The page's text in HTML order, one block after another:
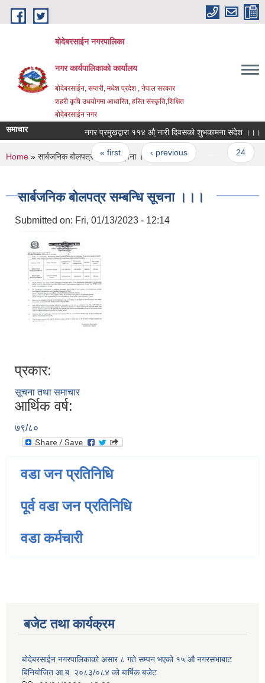
Skip to main content
बोदेबरसाईन नगरपालिका
नगर कार्यपालिकाको कार्यालय
बोदेबरसाईन, सप्तरी, मधेश प्रदेश , नेपाल सरकार
शहरी कृषि उधयोगमा आधारित, हरित संस्कृति,शिक्षित
बोदेबरसाईन नगर
समाचार नगर प्रमुखद्वारा ११४ औ् नारी दिवसको शुभकामना संदेश ।।।
Pages
« first ‹ previous
You are here
Home » सार्बजनिक बोलपत्र सम्बन्धि सूचना ।।।
सार्बजनिक बोलपत्र सम्बन्धि सूचना ।।।
Submitted on: Fri, 01/13/2023 - 12:14
प्रकार:
सूचना तथा समाचार
आर्थिक वर्ष:
७९/८०
वडा जन प्रतिनिधि
पूर्व वडा जन प्रतिनिधि
वडा कर्मचारी
बजेट तथा कार्यक्रम
बोदेबरसाईन नगरपालिकाको असार ८ गते सम्पन भएको १५ ‍‍‍औ नगरसभाबाट
बिनियोजित आ.ब. २०८३/०८४ को बार्षिक बजेट